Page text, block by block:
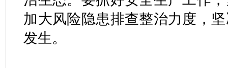
加大风险隐患排查整治力度，
发生。